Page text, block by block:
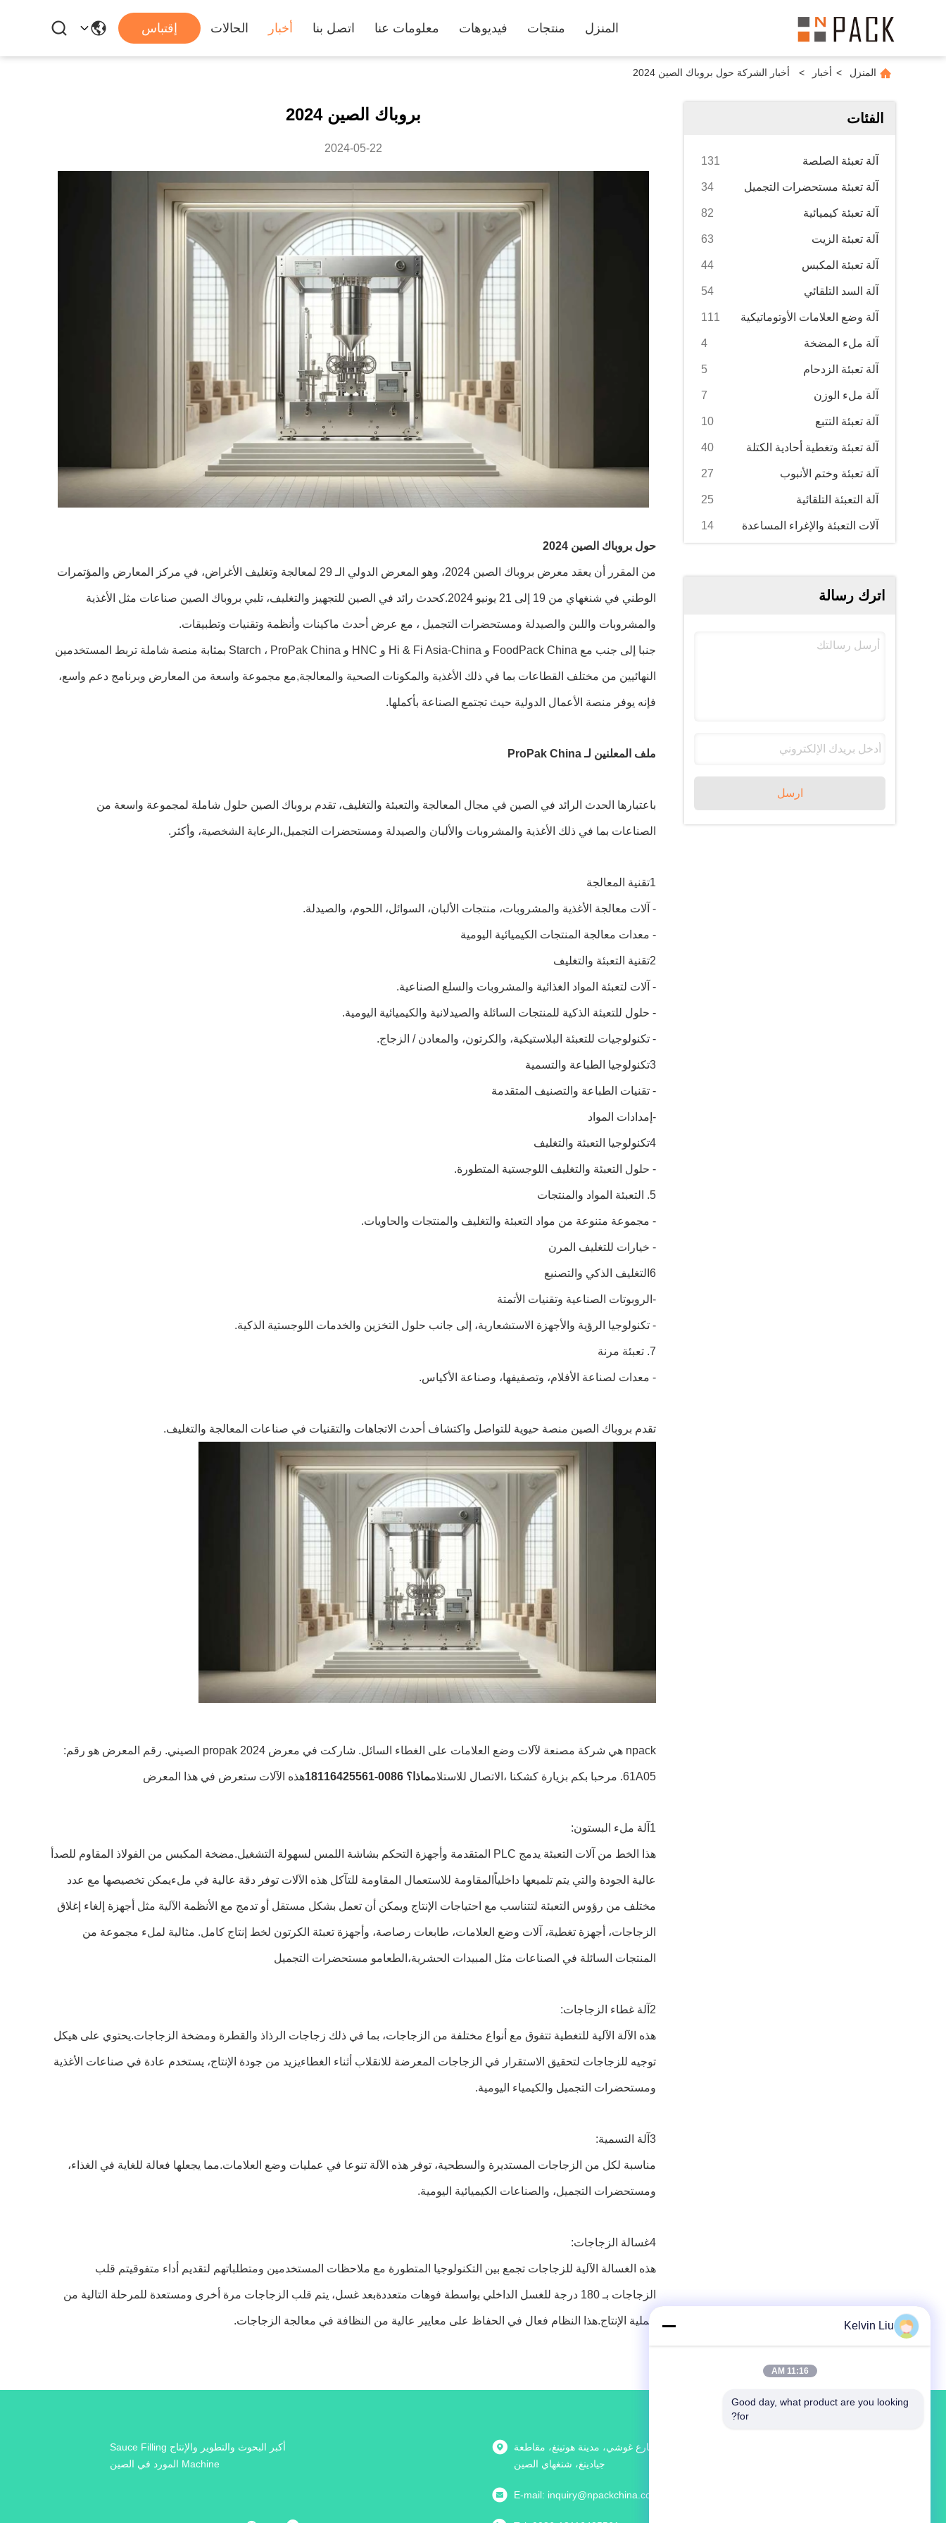
المنزل منتجات فيديوهات معلومات عنا اتصل بنا أخبار الحالات إقتباس
المنزل > أخبار > أخبار الشركة حول بروباك الصين 2024
الفئات
آلة تعبئة الصلصة 131
آلة تعبئة مستحضرات التجميل 34
آلة تعبئة كيميائية 82
آلة تعبئة الزيت 63
آلة تعبئة المكبس 44
آلة السد التلقائي 54
آلة وضع العلامات الأوتوماتيكية 111
آلة ملء المضخة 4
آلة تعبئة الزدحام 5
آلة ملء الوزن 7
آلة تعبئة التتبع 10
آلة تعبئة وتغطية أحادية الكتلة 40
آلة تعبئة وختم الأنبوب 27
آلة التعبئة التلقائية 25
آلات التعبئة والإغراء المساعدة 14
اترك رسالة
ارسل
بروباك الصين 2024
2024-05-22
حول بروباك الصين 2024
من المقرر أن يعقد معرض بروباك الصين 2024، وهو المعرض الدولي الـ 29 لمعالجة وتغليف الأغراض، في مركز المعارض والمؤتمرات
الوطني في شنغهاي من 19 إلى 21 يونيو 2024.كحدث رائد في الصين للتجهيز والتغليف، تلبي بروباك الصين صناعات مثل الأغذية
والمشروبات واللبن والصيدلة ومستحضرات التجميل ، مع عرض أحدث ماكينات وأنظمة وتقنيات وتطبيقات.
جنبا إلى جنب مع FoodPack China و Hi & Fi Asia-China و HNC و Starch ، ProPak China بمثابة منصة شاملة تربط المستخدمين
النهائيين من مختلف القطاعات بما في ذلك الأغذية والمكونات الصحية والمعالجة,مع مجموعة واسعة من المعارض وبرنامج دعم واسع،
فإنه يوفر منصة الأعمال الدولية حيث تجتمع الصناعة بأكملها.
ملف المعلنين لـ ProPak China
باعتبارها الحدث الرائد في الصين في مجال المعالجة والتعبئة والتغليف، تقدم بروباك الصين حلول شاملة لمجموعة واسعة من
الصناعات بما في ذلك الأغذية والمشروبات والألبان والصيدلة ومستحضرات التجميل،الرعاية الشخصية، وأكثر.
1تقنية المعالجة
- آلات معالجة الأغذية والمشروبات، منتجات الألبان، السوائل، اللحوم، والصيدلة.
- معدات معالجة المنتجات الكيميائية اليومية
2تقنية التعبئة والتغليف
- آلات لتعبئة المواد الغذائية والمشروبات والسلع الصناعية.
- حلول للتعبئة الذكية للمنتجات السائلة والصيدلانية والكيميائية اليومية.
- تكنولوجيات للتعبئة البلاستيكية، والكرتون، والمعادن / الزجاج.
3تكنولوجيا الطباعة والتسمية
- تقنيات الطباعة والتصنيف المتقدمة
-إمدادات المواد
4تكنولوجيا التعبئة والتغليف
- حلول التعبئة والتغليف اللوجستية المتطورة.
5. التعبئة المواد والمنتجات
- مجموعة متنوعة من مواد التعبئة والتغليف والمنتجات والحاويات.
- خيارات للتغليف المرن
6التغليف الذكي والتصنيع
-الروبوتات الصناعية وتقنيات الأتمتة
- تكنولوجيا الرؤية والأجهزة الاستشعارية، إلى جانب حلول التخزين والخدمات اللوجستية الذكية.
7. تعبئة مرنة
- معدات لصناعة الأفلام، وتصفيفها، وصناعة الأكياس.
تقدم بروباك الصين منصة حيوية للتواصل واكتشاف أحدث الاتجاهات والتقنيات في صناعات المعالجة والتغليف.
npack هي شركة مصنعة لآلات وضع العلامات على الغطاء السائل. شاركت في معرض propak 2024 الصيني. رقم المعرض هو رقم:
61A05. مرحبا بكم بزيارة كشكنا ،الاتصال للاستلام ماذا؟ 0086-18116425561 هذه الآلات ستعرض في هذا المعرض
1آلة ملء البستون:
هذا الخط من آلات التعبئة يدمج PLC المتقدمة وأجهزة التحكم بشاشة اللمس لسهولة التشغيل.مضخة المكبس من الفولاذ المقاوم للصدأ
عالية الجودة والتي يتم تلميعها داخلياًالمقاومة للاستعمال المقاومة للتآكل هذه الآلات توفر دقة عالية في ملءيمكن تخصيصها مع عدد
مختلف من رؤوس التعبئة لتتناسب مع احتياجات الإنتاج ويمكن أن تعمل بشكل مستقل أو تدمج مع الأنظمة الآلية مثل أجهزة إلغاء إغلاق
الزجاجات، أجهزة تغطية، آلات وضع العلامات، طابعات رصاصة، وأجهزة تعبئة الكرتون لخط إنتاج كامل. مثالية لملء مجموعة من
المنتجات السائلة في الصناعات مثل المبيدات الحشرية،الطعامو مستحضرات التجميل
2آلة غطاء الزجاجات:
هذه الآلة الآلية للتغطية تتفوق مع أنواع مختلفة من الزجاجات، بما في ذلك زجاجات الرذاذ والقطرة ومضخة الزجاجات.يحتوي على هيكل
توجيه للزجاجات لتحقيق الاستقرار في الزجاجات المعرضة للانقلاب أثناء الغطاءيزيد من جودة الإنتاج، يستخدم عادة في صناعات الأغذية
ومستحضرات التجميل والكيمياء اليومية.
3آلة التسمية:
مناسبة لكل من الزجاجات المستديرة والسطحية، توفر هذه الآلة تنوعا في عمليات وضع العلامات.مما يجعلها فعالة للغاية في الغذاء،
ومستحضرات التجميل، والصناعات الكيميائية اليومية.
4غسالة الزجاجات:
هذه الغسالة الآلية للزجاجات تجمع بين التكنولوجيا المتطورة مع ملاحظات المستخدمين ومتطلباتهم لتقديم أداء متفوقيتم قلب
الزجاجات بـ 180 درجة للغسل الداخلي بواسطة فوهات متعددةبعد غسل، يتم قلب الزجاجات مرة أخرى ومستعدة للمرحلة التالية من
عملية الإنتاج.هذا النظام فعال في الحفاظ على معايير عالية من النظافة في معالجة الزجاجات.
لا، لا، لا2715شارع غوشي، مدينة هوتينغ، مقاطعة
جيادينغ، شنغهاي الصين
E-mail: inquiry@npackchina.com
أكبر البحوث والتطوير والإنتاج Sauce Filling
Machine المورد في الصين
Kelvin Liu
11:16 AM
Good day, what product are you looking
for?